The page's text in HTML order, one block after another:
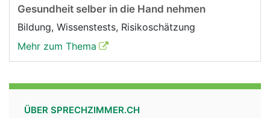
Gesundheit selber in die Hand nehmen
Bildung, Wissenstests, Risikoschätzung
Mehr zum Thema
ÜBER SPRECHZIMMER.CH